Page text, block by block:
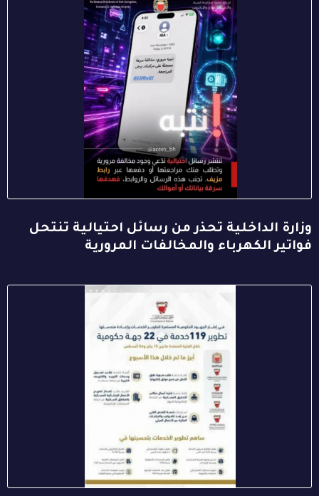
وزارة الداخلية تحذر من رسائل احتيالية تنتحل
فواتير الكهرباء والمخالفات المرورية